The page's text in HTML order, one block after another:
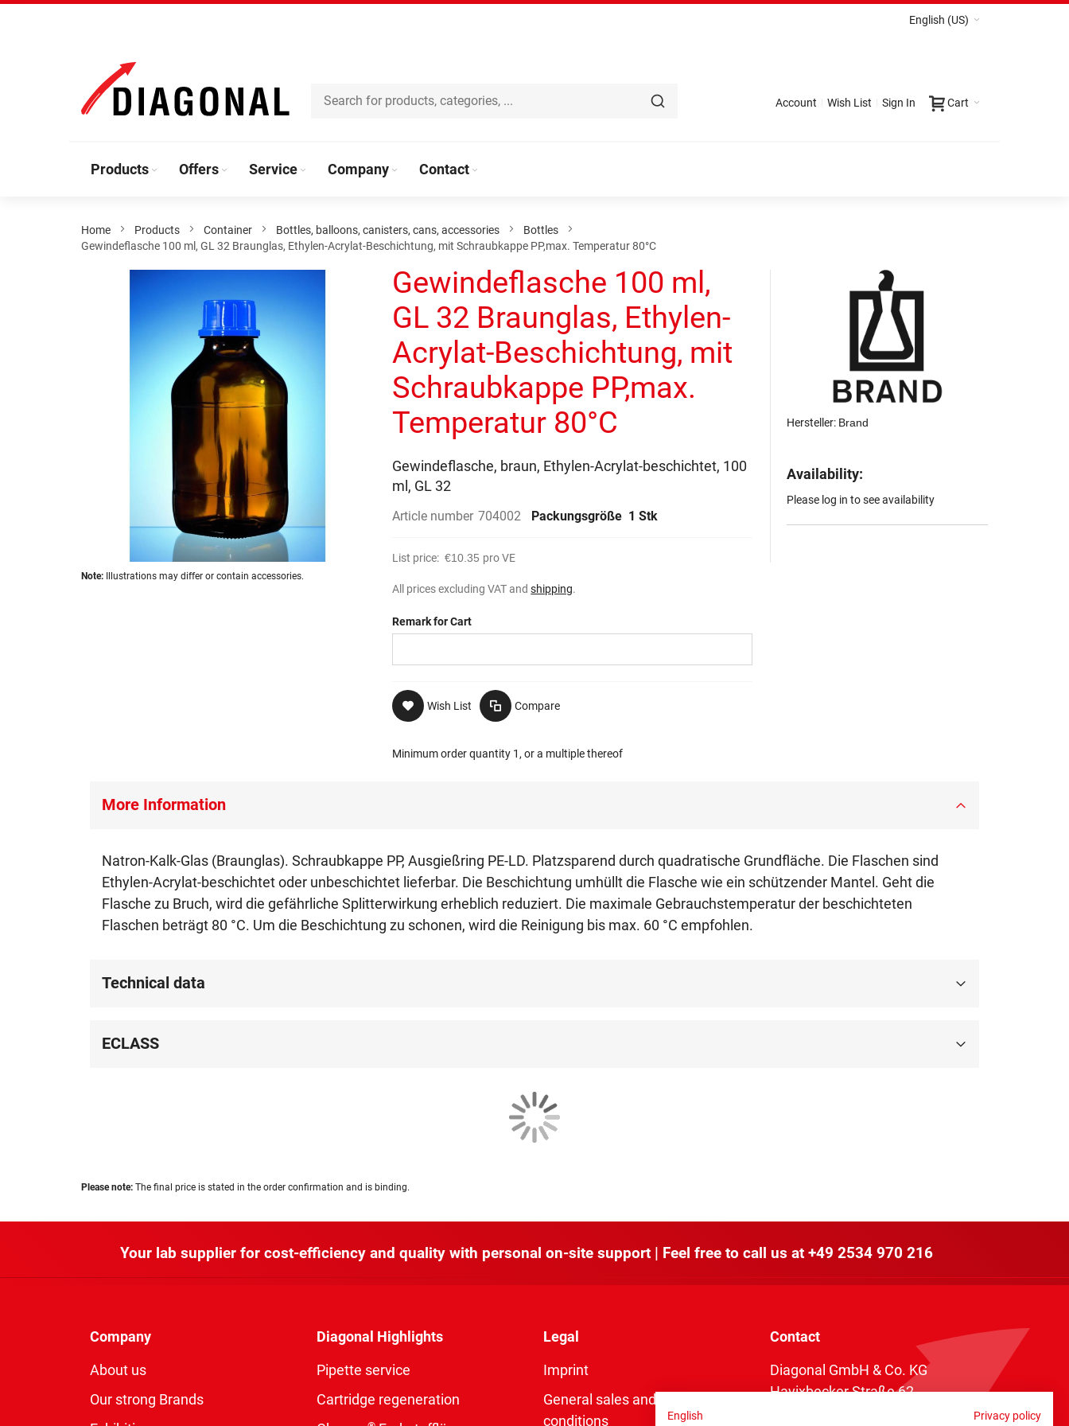
Content
English (US)
Cart
Account Wish List Sign In
Products Offers Service Company Contact
Home Products Container Bottles, balloons, canisters, cans, accessories
Bottles
Gewindeflasche 100 ml, GL 32 Braunglas, Ethylen-Acrylat-Beschichtung, mit Schraubkappe PP,max. Temperatur 80°C
Skip
Note: Illustrations may differ or contain accessories.
Gewindeflasche 100 ml,
GL 32 Braunglas, Ethylen-
Acrylat-Beschichtung, mit
Schraubkappe PP,max.
Temperatur 80°C
Gewindeflasche, braun, Ethylen-Acrylat-beschichtet, 100
ml, GL 32
Article number 704002 Packungsgröße 1 Stk
List price: €10.35 pro VE
All prices excluding VAT andshipping.
Remark for Cart
Wish List Compare
Minimum order quantity 1, or a multiple thereof
Hersteller: Brand
Availability:
Please log in to see availability
More Information
Natron-Kalk-Glas (Braunglas). Schraubkappe PP, Ausgießring PE-LD. Platzsparend durch quadratische Grundfläche. Die Flaschen sind
Ethylen-Acrylat-beschichtet oder unbeschichtet lieferbar. Die Beschichtung umhüllt die Flasche wie ein schützender Mantel. Geht die
Flasche zu Bruch, wird die gefährliche Splitterwirkung erheblich reduziert. Die maximale Gebrauchstemperatur der beschichteten
Flaschen beträgt 80 °C. Um die Beschichtung zu schonen, wird die Reinigung bis max. 60 °C empfohlen.
Technical data
ECLASS
Please note: The final price is stated in the order confirmation and is binding.
Your lab supplier for cost-efficiency and quality with personal on-site support | Feel free to call us at +49 2534 970 216
Company
About us
Our strong Brands
Diagonal Highlights
Pipette service
Cartridge regeneration
Legal
Imprint
General sales and delivery
conditions
Contact
Diagonal GmbH & Co. KG
Havixbecker Straße 62
English
Privacy policy